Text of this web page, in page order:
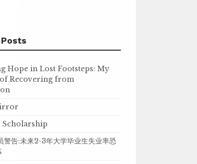
Hope in Lost Footsteps: My
Recovering from
Scholarship
警告:未来2-3年大学毕业生失业率恐